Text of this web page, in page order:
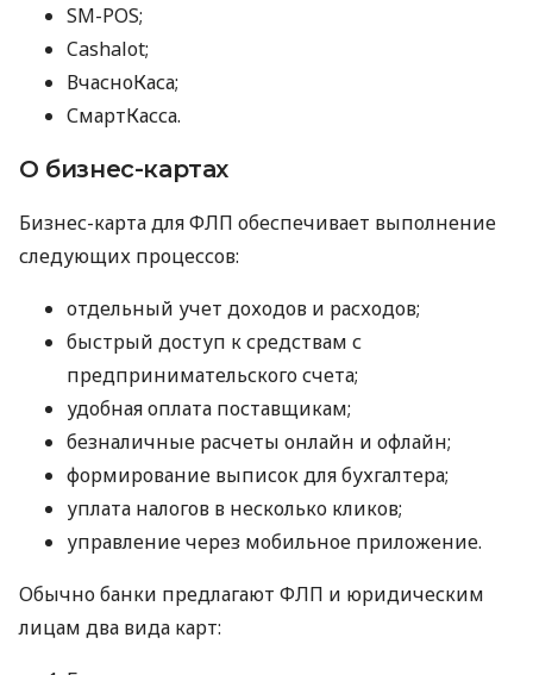
SM-POS;
Cashalot;
ВчасноКаса;
СмартКасса.
О бизнес-картах
Бизнес-карта для ФЛП обеспечивает выполнение
следующих процессов:
отдельный учет доходов и расходов;
быстрый доступ к средствам с
предпринимательского счета;
удобная оплата поставщикам;
безналичные расчеты онлайн и офлайн;
формирование выписок для бухгалтера;
уплата налогов в несколько кликов;
управление через мобильное приложение.
Обычно банки предлагают ФЛП и юридическим
лицам два вида карт: